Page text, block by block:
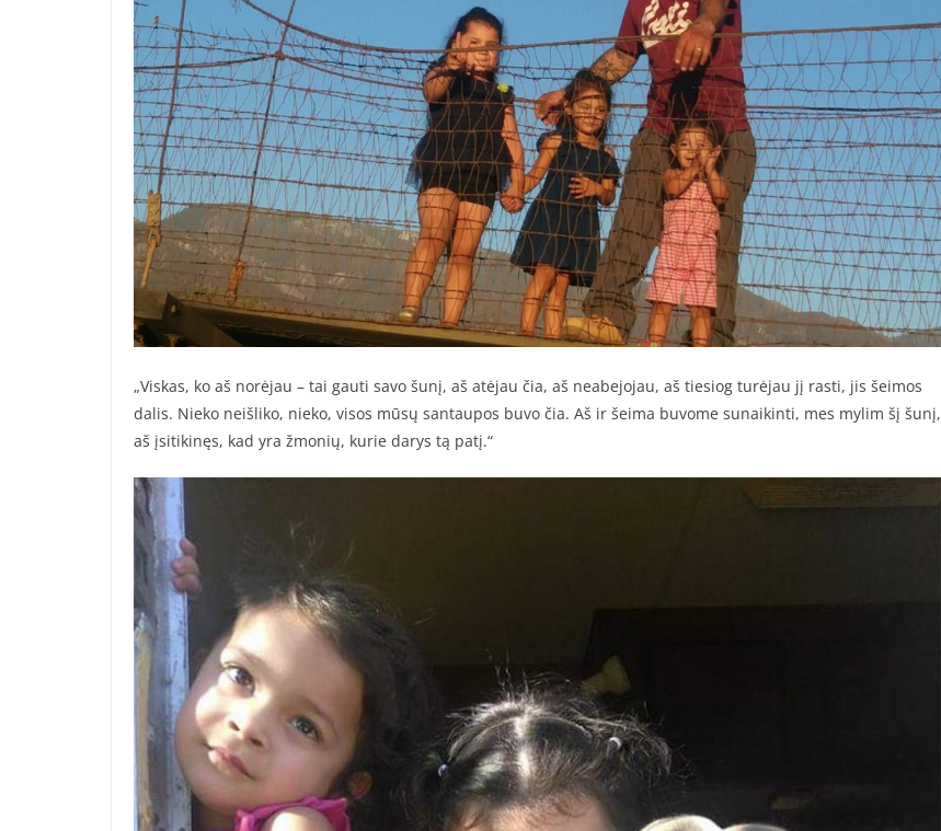
„Viskas, ko aš norėjau – tai gauti savo šunį, aš atėjau čia, aš neabejojau, aš tiesiog turėjau jį rasti, jis šeimos
dalis. Nieko neišliko, nieko, visos mūsų santaupos buvo čia. Aš ir šeima buvome sunaikinti, mes mylim šį šunį,
aš įsitikinęs, kad yra žmonių, kurie darys tą patį.“